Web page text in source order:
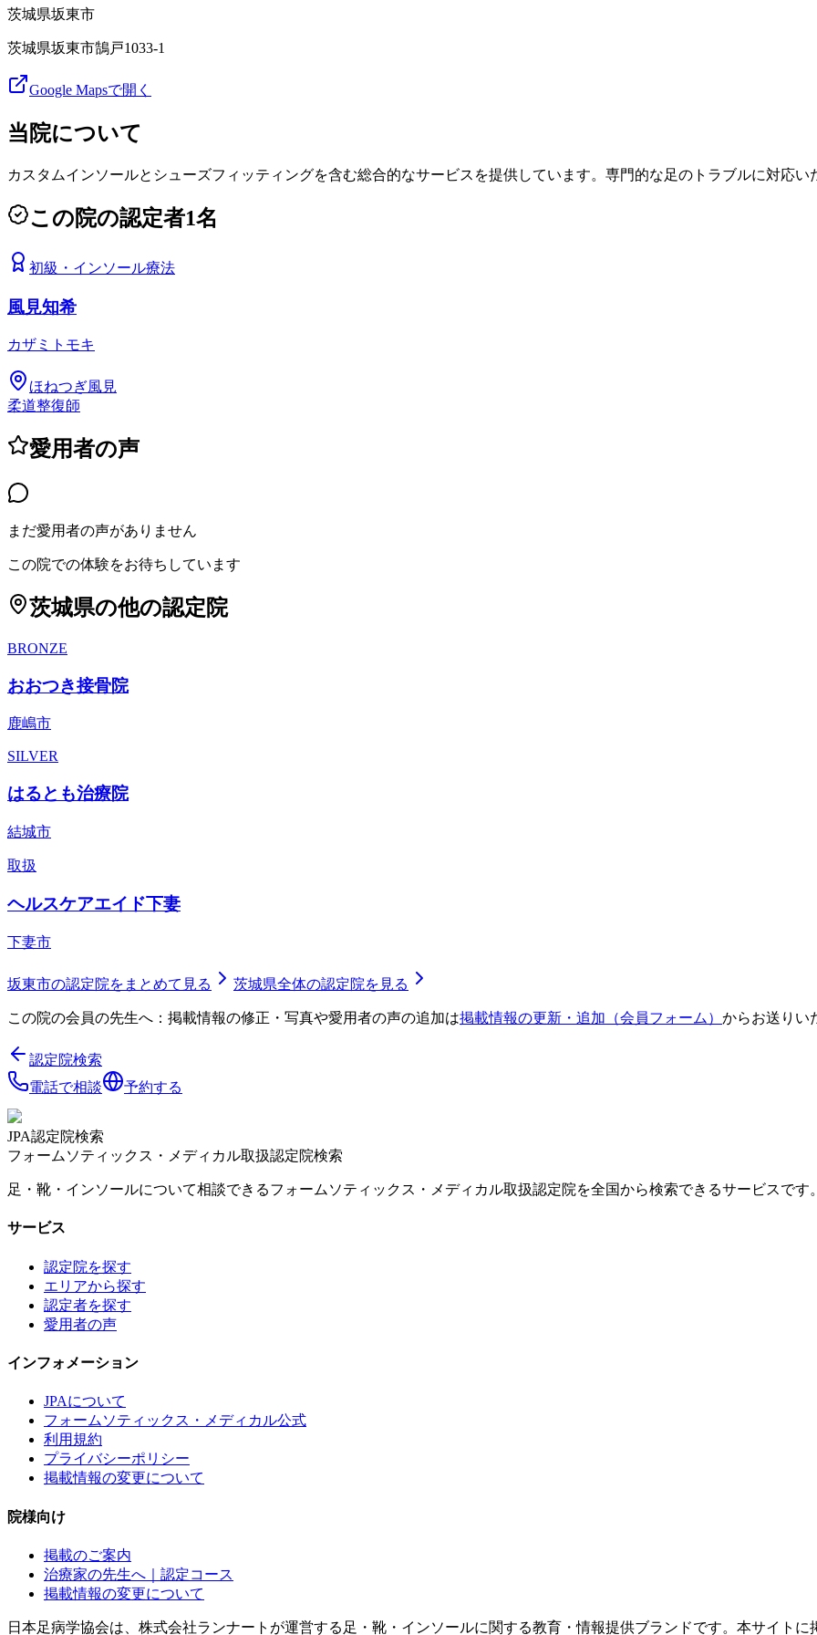
茨城県坂東市
茨城県坂東市鵠戸1033-1
Google Mapsで開く
当院について
カスタムインソールとシューズフィッティングを含む総合的なサービスを提供しています。専門的な足のトラブルに対応い
この院の認定者1名
初級 ・ インソール療法
風見知希
カザミトモキ
ほねつぎ風見
柔道整復師
愛用者の声
まだ愛用者の声がありません
この院での体験をお待ちしています
茨城県の他の認定院
BRONZE
おおつき接骨院
鹿嶋市
SILVER
はるとも治療院
結城市
取扱
ヘルスケアエイド下妻
下妻市
坂東市の認定院をまとめて見る 茨城県全体の認定院を見る
この院の会員の先生へ：掲載情報の修正・写真や愛用者の声の追加は掲載情報の更新・追加（会員フォーム） からお送りい
認定院検索
電話で相談
予約する
JPA認定院検索
フォームソティックス・メディカル取扱認定院検索
足・靴・インソールについて相談できるフォームソティックス・メディカル取扱認定院を全国から検索できるサービスです。
サービス
認定院を探す
エリアから探す
認定者を探す
愛用者の声
インフォメーション
JPAについて
フォームソティックス・メディカル公式
利用規約
プライバシーポリシー
掲載情報の変更について
院様向け
掲載のご案内
治療家の先生へ｜認定コース
掲載情報の変更について
日本足病学協会は、株式会社ランナートが運営する足・靴・インソールに関する教育・情報提供ブランドです。本サイト